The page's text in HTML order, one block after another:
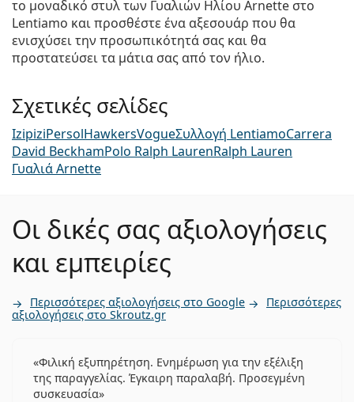
το μοναδικό στυλ των Γυαλιών Ηλίου Arnette στο
Lentiamo και προσθέστε ένα αξεσουάρ που θα
ενισχύσει την προσωπικότητά σας και θα
προστατεύσει τα μάτια σας από τον ήλιο.
Σχετικές σελίδες
IzipiziPersolHawkersVogueΣυλλογή LentiamoCarrera
David BeckhamPolo Ralph LaurenRalph Lauren
Γυαλιά Arnette
Οι δικές σας αξιολογήσεις
και εμπειρίες
Περισσότερες αξιολογήσεις στο Google Περισσότερες
αξιολογήσεις στο Skroutz.gr
Φιλική εξυπηρέτηση. Ενημέρωση για την εξέλιξη
της παραγγελίας. Έγκαιρη παραλαβή. Προσεγμένη
συσκευασία